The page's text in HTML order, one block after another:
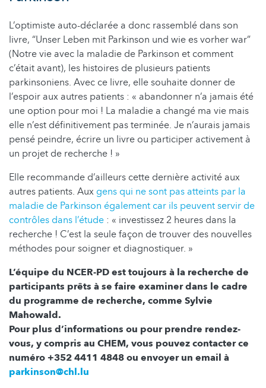
L’optimiste auto-déclarée a donc rassemblé dans son
livre, “Unser Leben mit Parkinson und wie es vorher war”
(Notre vie avec la maladie de Parkinson et comment
c’était avant), les histoires de plusieurs patients
parkinsoniens. Avec ce livre, elle souhaite donner de
l’espoir aux autres patients : « abandonner n’a jamais été
une option pour moi ! La maladie a changé ma vie mais
elle n’est définitivement pas terminée. Je n’aurais jamais
pensé peindre, écrire un livre ou participer activement à
un projet de recherche ! »
Elle recommande d’ailleurs cette dernière activité aux
autres patients. Aux gens qui ne sont pas atteints par la
maladie de Parkinson également car ils peuvent servir de
contrôles dans l’étude : « investissez 2 heures dans la
recherche ! C’est la seule façon de trouver des nouvelles
méthodes pour soigner et diagnostiquer. »
L’équipe du NCER-PD est toujours à la recherche de
participants prêts à se faire examiner dans le cadre
du programme de recherche, comme Sylvie
Mahowald.
Pour plus d’informations ou pour prendre rendez-
vous, y compris au CHEM, vous pouvez contacter ce
numéro +352 4411 4848 ou envoyer un email à
parkinson@chl.lu